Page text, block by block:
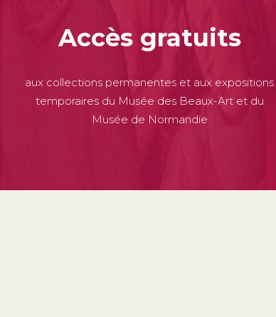
Accès gratuits
aux collections permanentes et aux expositions
temporaires du Musée des Beaux-Art et du
Musée de Normandie